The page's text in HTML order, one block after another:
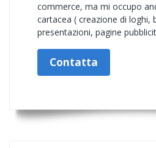
commerce, ma mi occupo
cartacea ( creazione di loghi,
presentazioni, pagine
Contatta